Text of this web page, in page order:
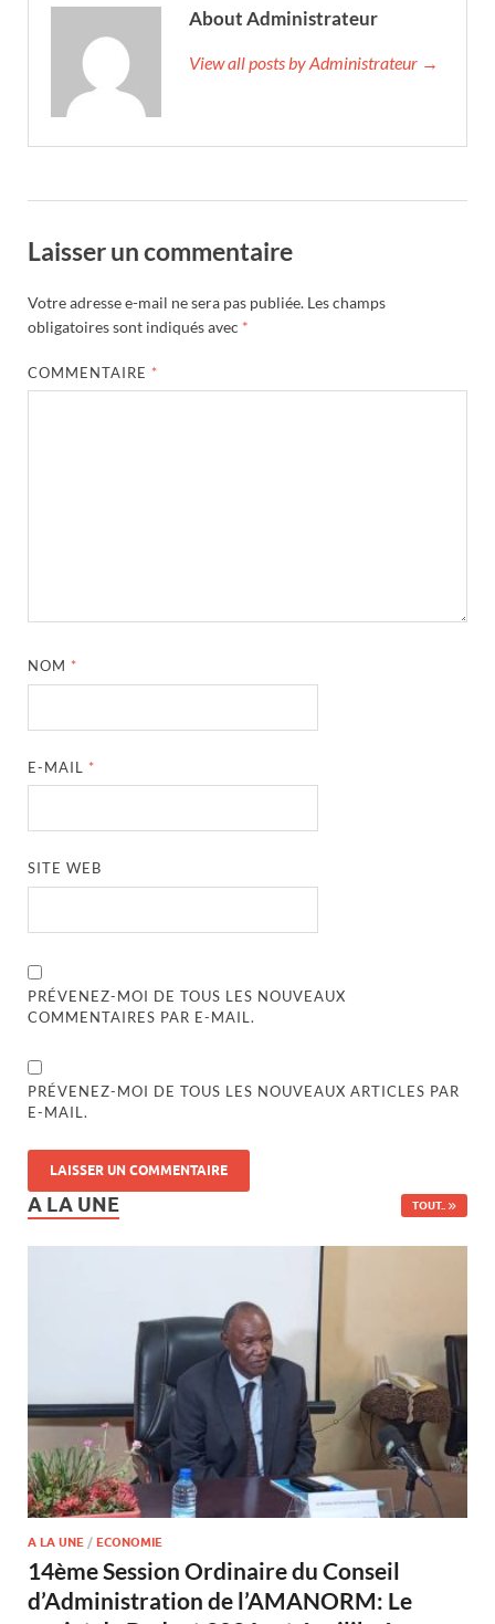
About Administrateur
View all posts by Administrateur →
Laisser un commentaire
Votre adresse e-mail ne sera pas publiée. Les champs
obligatoires sont indiqués avec *
COMMENTAIRE *
NOM *
E-MAIL *
SITE WEB
PRÉVENEZ-MOI DE TOUS LES NOUVEAUX
COMMENTAIRES PAR E-MAIL.
PRÉVENEZ-MOI DE TOUS LES NOUVEAUX ARTICLES PAR
E-MAIL.
A LA UNE TOUT..
A LA UNE / ECONOMIE
14ème Session Ordinaire du Conseil
d’Administration de l’AMANORM: Le